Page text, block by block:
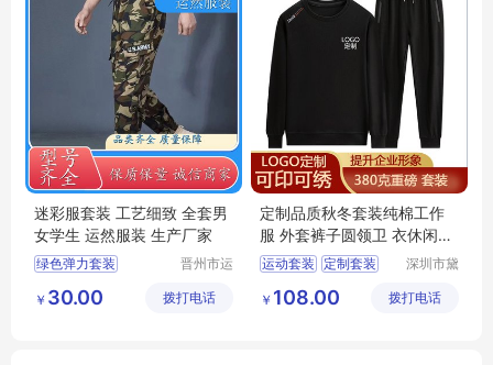
迷彩服套装 工艺细致 全套男
女学生 运然服装 生产厂家
绿色弹力套装
迷彩工作服男套装
晋州市运
工厂
￥ 30.00 拨打电话
定制品质秋冬套装纯棉工作
服 外套裤子圆领卫 衣休闲裤
套头长袖工衣
运动套装
定制套装
深圳市黛
有限公司
￥ 108.00 拨打电话